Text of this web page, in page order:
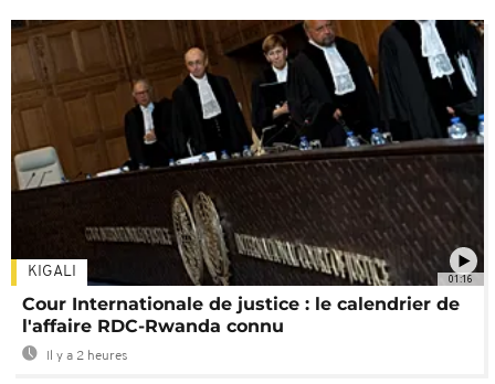
01:16
KIGALI
Cour Internationale de justice : le calendrier de
l'affaire RDC-Rwanda connu
Il y a 2 heures